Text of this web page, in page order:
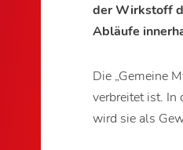
der Wirkstoff
Abläufe
Die „Gemeine
verbreitet ist. In
wird sie als